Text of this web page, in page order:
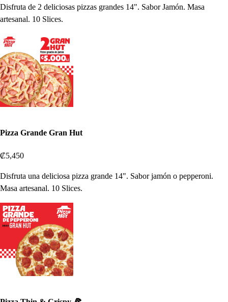
Disfruta de 2 deliciosas pizzas grandes 14". Sabor Jamón. Masa
artesanal. 10 Slices.
Pizza Grande Gran Hut
₡5,450
Disfruta una deliciosa pizza grande 14". Sabor jamón o pepperoni.
Masa artesanal. 10 Slices.